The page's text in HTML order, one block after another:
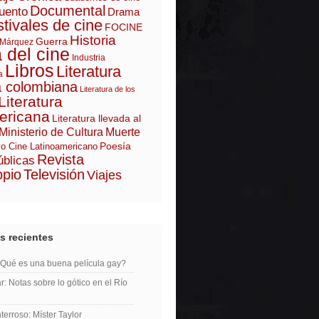
Documental Drama
de cine FOCINE
Guerra Historia
del cine Industria
Libros Literatura
colombiana Literatura de los
Literatura llevada al
de Cultura Muerte
Cine Latinoamericano Poesía
Revista
TelevisiónViajes
recientes
es una buena película gay?
Notas sobre lo gótico en el Río
Míster Taylor